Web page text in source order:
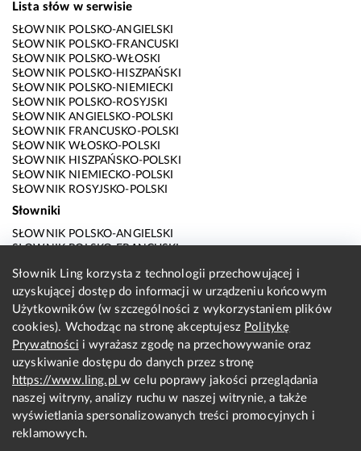
Lista słów w serwisie
SŁOWNIK POLSKO-ANGIELSKI
SŁOWNIK POLSKO-FRANCUSKI
SŁOWNIK POLSKO-WŁOSKI
SŁOWNIK POLSKO-HISZPAŃSKI
SŁOWNIK POLSKO-NIEMIECKI
SŁOWNIK POLSKO-ROSYJSKI
SŁOWNIK ANGIELSKO-POLSKI
SŁOWNIK FRANCUSKO-POLSKI
SŁOWNIK WŁOSKO-POLSKI
SŁOWNIK HISZPAŃSKO-POLSKI
SŁOWNIK NIEMIECKO-POLSKI
SŁOWNIK ROSYJSKO-POLSKI
Słowniki
SŁOWNIK POLSKO-ANGIELSKI
SŁOWNIK POLSKO-FRANCUSKI
SŁOWNIK POLSKO-HISZPAŃSKI
SŁOWNIK POLSKO-NIEMIECKI
SŁOWNIK POLSKO-ROSYJSKI
SŁOWNIK ANGIELSKO-POLSKI
SŁOWNIK FRANCUSKO-POLSKI
SŁOWNIK WŁOSKO-POLSKI
SŁOWNIK HISZPAŃSKO-POLSKI
SŁOWNIK NIEMIECKO-POLSKI
SŁOWNIK ROSYJSKO-POLSKI
O nas
KONTAKT Z REDAKCJĄ
Słownik Ling korzysta z technologii przechowującej i
uzyskującej dostęp do informacji w urządzeniu końcowym
Użytkowników (w szczególności z wykorzystaniem plików
cookies). Wchodząc na stronę akceptujesz Politykę
Prywatności i wyrażasz zgodę na przechowywanie oraz
uzyskiwanie dostępu do danych przez stronę
https://www.ling.plw celu poprawy jakości przeglądania
naszej witryny, analizy ruchu w naszej witrynie, a także
wyświetlania spersonalizowanych treści promocyjnych i
reklamowych.